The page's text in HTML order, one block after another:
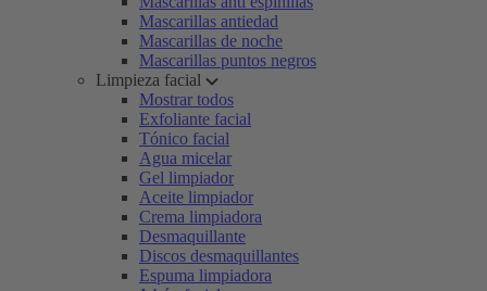
Mascarillas antiedad
Mascarillas de noche
Mascarillas puntos negros
Limpieza facial
Mostrar todos
Exfoliante facial
Tónico facial
Agua micelar
Gel limpiador
Aceite limpiador
Crema limpiadora
Desmaquillante
Discos desmaquillantes
Espuma limpiadora